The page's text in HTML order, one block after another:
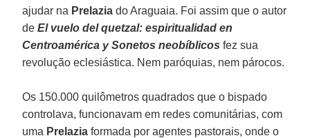
ajudar na Prelazia do Araguaia. Foi assim que o autor
deEl vuelo del quetzal: espiritualidad en
Centroamérica y Sonetos neobíblicosfez sua
revolução eclesiástica. Nem paróquias, nem párocos.
Os 150.000 quilômetros quadrados que o bispado
controlava, funcionavam em redes comunitárias, com
uma Prelazia formada por agentes pastorais, onde o